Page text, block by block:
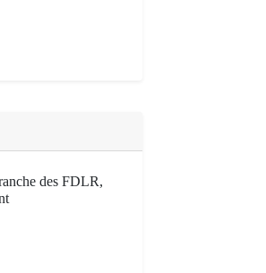
des FDLR,